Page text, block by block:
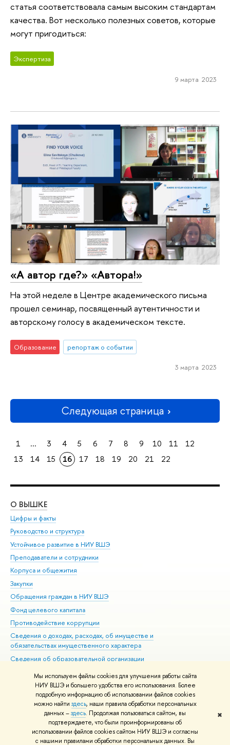
Мы используем файлы cookies для улучшения работы сайта
НИУ ВШЭ и большего удобства его использования. Более
подробную информацию об использовании файлов cookies
можно найти здесь, наши правила обработки персональных
данных –здесь. Продолжая пользоваться сайтом, вы
подтверждаете, что были проинформированы об
использовании файлов cookies сайтом НИУ ВШЭ и согласны
с нашими правилами обработки персональных данных. Вы
✖
статья соответствовала самым высоким стандартам
качества. Вот несколько полезных советов, которые
могут пригодиться:
Экспертиза
9 марта 2023
«А автор где?» «Автора!»
На этой неделе в Центре академического письма
прошел семинар, посвященный аутентичности и
авторскому голосу в академическом тексте.
Образование репортаж о событии
3 марта 2023
Следующая страница
1 ... 3 4 5 6 7 8 9 10 11
12
13
14 15 16 17 18 19 20 21 22
О ВЫШКЕ
Цифры и факты
Руководство и структура
Устойчивое развитие в НИУ ВШЭ
Преподаватели и сотрудники
Корпуса и общежития
Закупки
Обращения граждан в НИУ ВШЭ
Фонд целевого капитала
Противодействие коррупции
Сведения о доходах, расходах, об имуществе и
обязательствах имущественного характера
Сведения об образовательной организации
Людям с ограниченными возможностями здоровья
Единая платежная страница
Работа в Вышке
© НИУ ВШЭ 1993–2026 Адреса и контакты Условия использования
материалов Политика конфиденциальности Карта сайта